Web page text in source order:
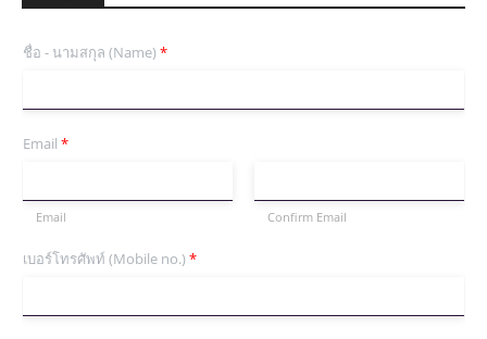
ชื่อ - นามสกุล (Name)*
Email *
Email Confirm Email
เบอร์โทรศัพท์ (Mobile no.)*